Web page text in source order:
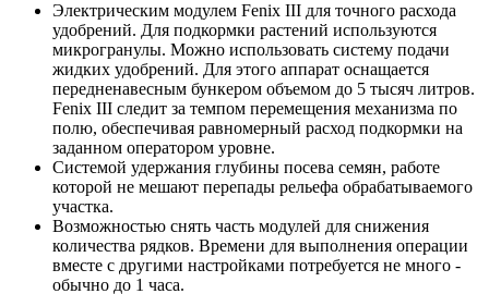
Электрическим модулем Fenix III для точного расхода
удобрений. Для подкормки растений используются
микрогранулы. Можно использовать систему подачи
жидких удобрений. Для этого аппарат оснащается
передненавесным бункером объемом до 5 тысяч литров.
Fenix III следит за темпом перемещения механизма по
полю, обеспечивая равномерный расход подкормки на
заданном оператором уровне.
Системой удержания глубины посева семян, работе
которой не мешают перепады рельефа обрабатываемого
участка.
Возможностью снять часть модулей для снижения
количества рядков. Времени для выполнения операции
вместе с другими настройками потребуется не много -
обычно до 1 часа.